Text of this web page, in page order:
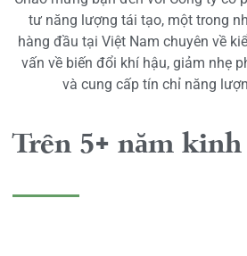
tư năng lượng tái tạo, một trong
hàng đầu tại Việt Nam chuyên về
vấn về biến đổi khí hậu, giảm nhẹ
và cung cấp tín chỉ năng
Trên 5+ năm